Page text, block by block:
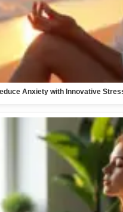
Anxiety with Innovative